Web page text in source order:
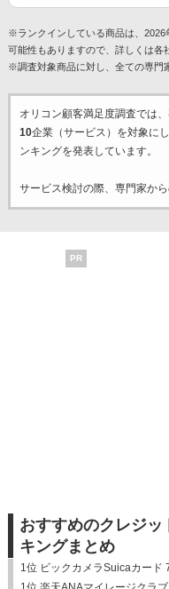
※ランクインしている商品は、2026
可能性もありますので、詳しくは各
※調査対象商品に対し、全ての専門
オリコン顧客満足度調査では
10企業（サービス）を対象にし
ンキングを発表しています。
サービス検討の際、専門家か
PR
おすすめのクレジ
キングまとめ
1位 ビックカメラSuicaカード